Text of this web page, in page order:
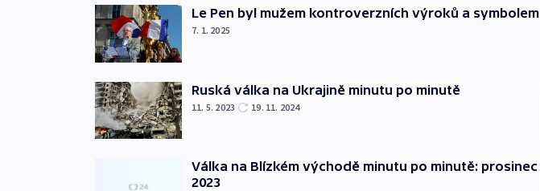
Le Pen byl mužem kontroverzních výroků a symbolem
7. 1. 2025
Ruská válka na Ukrajině minutu po minutě
11. 5. 2023 19. 11. 2024
Válka na Blízkém východě minutu po minutě: prosinec
2023